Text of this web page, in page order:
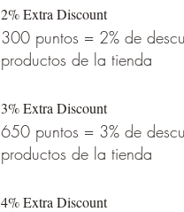
2% Extra Discount
300 puntos = 2% de
productos de la tienda
3% Extra Discount
650 puntos = 3% de
productos de la tienda
4% Extra Discount